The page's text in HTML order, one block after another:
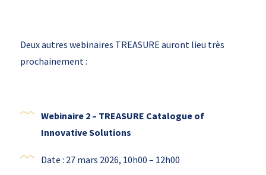
Deux autres webinaires TREASURE auront lieu très
prochainement :
Webinaire 2 – TREASURE Catalogue of
Innovative Solutions
Date : 27 mars 2026, 10h00 – 12h00